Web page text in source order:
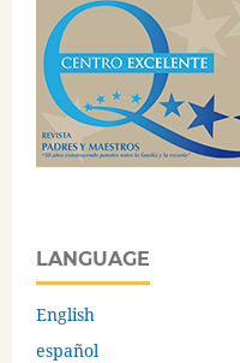
LANGUAGE
English
español